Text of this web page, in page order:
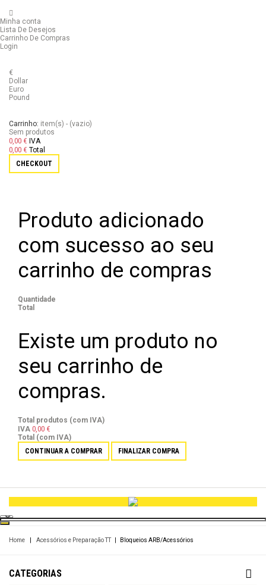
Minha conta
Lista De Desejos
Carrinho De Compras
Login
€
Dollar
Euro
Pound
Carrinho: item(s) - (vazio)
Sem produtos
0,00 € IVA
0,00 € Total
CHECKOUT
Produto adicionado
com sucesso ao seu
carrinho de compras
Quantidade
Total
Existe um produto no
seu carrinho de
compras.
Total produtos (com IVA)
IVA 0,00 €
Total (com IVA)
CONTINUAR A COMPRAR
FINALIZAR COMPRA
Home Acessórios e Preparação TT Bloqueios ARB/Acessórios
CATEGORIAS